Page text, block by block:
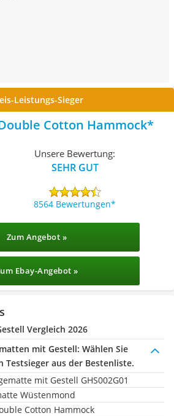
Leistungs-Sieger
Cotton Hammock
Unsere Bewertung:
SEHR GUT
8564 Bewertungen
Zum Angebot »
Ebay-Angebot »
Vergleich 2026
mit Gestell: Wählen Sie
Testsieger aus der Bestenliste.
mit Gestell GHS002G01
Wüstenmond
Cotton Hammock